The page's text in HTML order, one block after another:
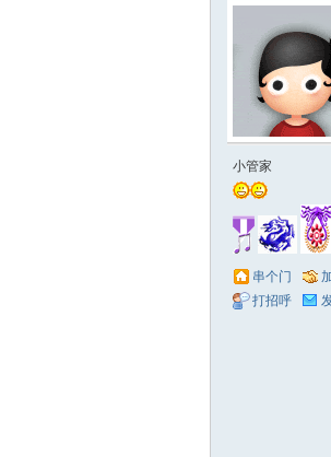
小管家
串个门
打招呼